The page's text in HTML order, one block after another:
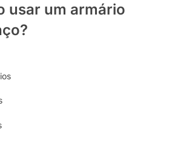
usar um armário